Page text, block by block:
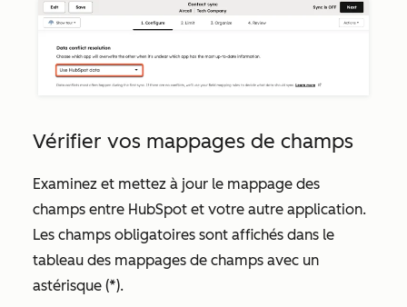
Vérifier vos mappages de champs
Examinez et mettez à jour le mappage des
champs entre HubSpot et votre autre application.
Les champs obligatoires sont affichés dans le
tableau des mappages de champs avec un
astérisque (*).